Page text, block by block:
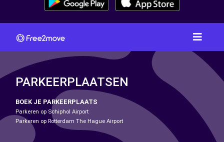
PARKEERPLAATSEN
BOEK JE PARKEERPLAATS
Parkeren op Schiphol Airport
Parkeren op Rotterdam The Hague Airport